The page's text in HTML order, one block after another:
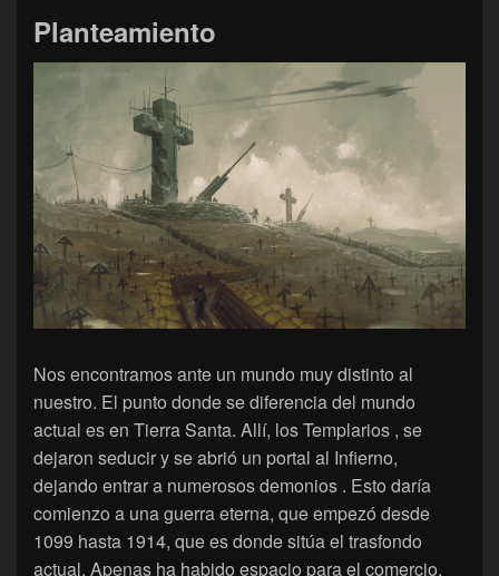
Planteamiento
Nos encontramos ante un mundo muy distinto al
nuestro. El punto donde se diferencia del mundo
actual es en Tierra Santa. Allí, los Templarios , se
dejaron seducir y se abrió un portal al Infierno,
dejando entrar a numerosos demonios . Esto daría
comienzo a una guerra eterna, que empezó desde
1099 hasta 1914, que es donde sitúa el trasfondo
actual. Apenas ha habido espacio para el comercio,